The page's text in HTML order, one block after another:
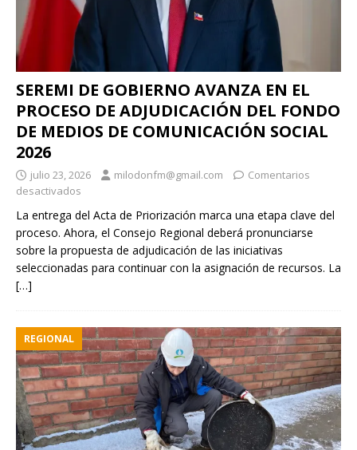
SEREMI DE GOBIERNO AVANZA EN EL
PROCESO DE ADJUDICACIÓN DEL FONDO
DE MEDIOS DE COMUNICACIÓN SOCIAL
2026
julio 23, 2026 milodonfm@gmail.com
Comentarios
desactivados
La entrega del Acta de Priorización marca una etapa clave del
proceso. Ahora, el Consejo Regional deberá pronunciarse
sobre la propuesta de adjudicación de las iniciativas
seleccionadas para continuar con la asignación de recursos. La
[…]
REGIONAL